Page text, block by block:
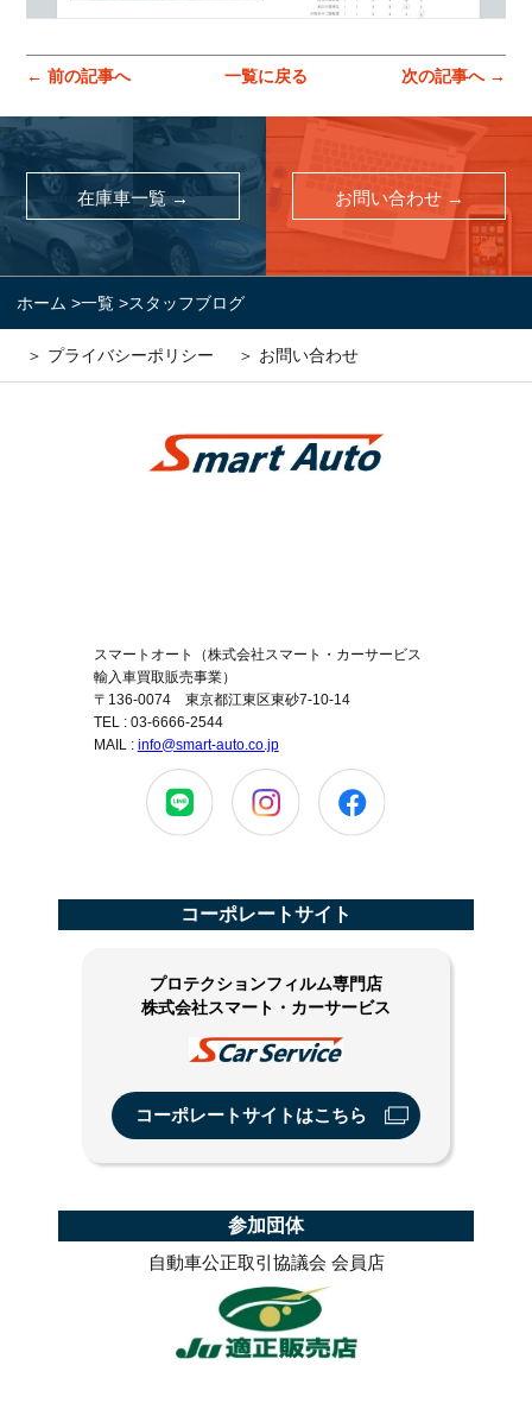
← 前の記事へ 一覧に戻る 次の記事へ →
在庫車一覧 → お問い合わせ →
ホーム >一覧 >スタッフブログ
＞ プライバシーポリシー ＞ お問い合わせ
スマートオート（株式会社スマート・カーサービス
輸入車買取販売事業）
〒136-0074 東京都江東区東砂7-10-14
TEL : 03-6666-2544
MAIL : info@smart-auto.co.jp
コーポレートサイト
プロテクションフィルム専門店
株式会社スマート・カーサービス
コーポレートサイトはこちら
参加団体
自動車公正取引協議会 会員店
スマートオート（株式会社スマート・カーサービス
TEL : 03-6666-2544
MAIL :
info@smart-auto.co.jp
コーポレートサイト
株式会社スマート・カーサービス
コーポレートサイト
プロテクションフィルム専門店
株式会社スマート・カーサービス
コーポレートサイトはこちら